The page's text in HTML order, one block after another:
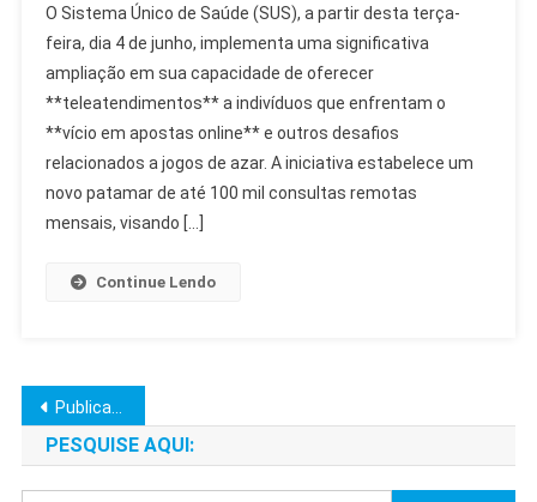
Amplia
Teleatendimento
Para
Vício
Em
Apostas
Online
O Sistema Único de Saúde (SUS), a partir desta terça-
feira, dia 4 de junho, implementa uma significativa
ampliação em sua capacidade de oferecer
**teleatendimentos** a indivíduos que enfrentam o
**vício em apostas online** e outros desafios
relacionados a jogos de azar. A iniciativa estabelece um
novo patamar de até 100 mil consultas remotas
mensais, visando […]
Continue Lendo
Navegação
por
Publicações mais antigas
PESQUISE AQUI: